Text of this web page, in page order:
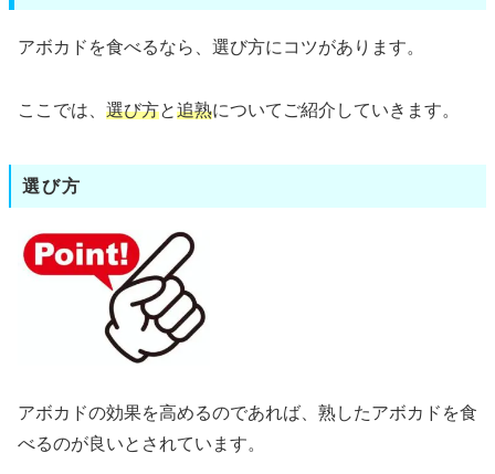
アボカドを食べるなら、選び方にコツがあります。
ここでは、 選び方と追熟についてご紹介していきます。
選び方
アボカドの効果を高めるのであれば、熟したアボカドを食
べるのが良いとされています。